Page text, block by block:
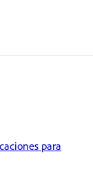
para